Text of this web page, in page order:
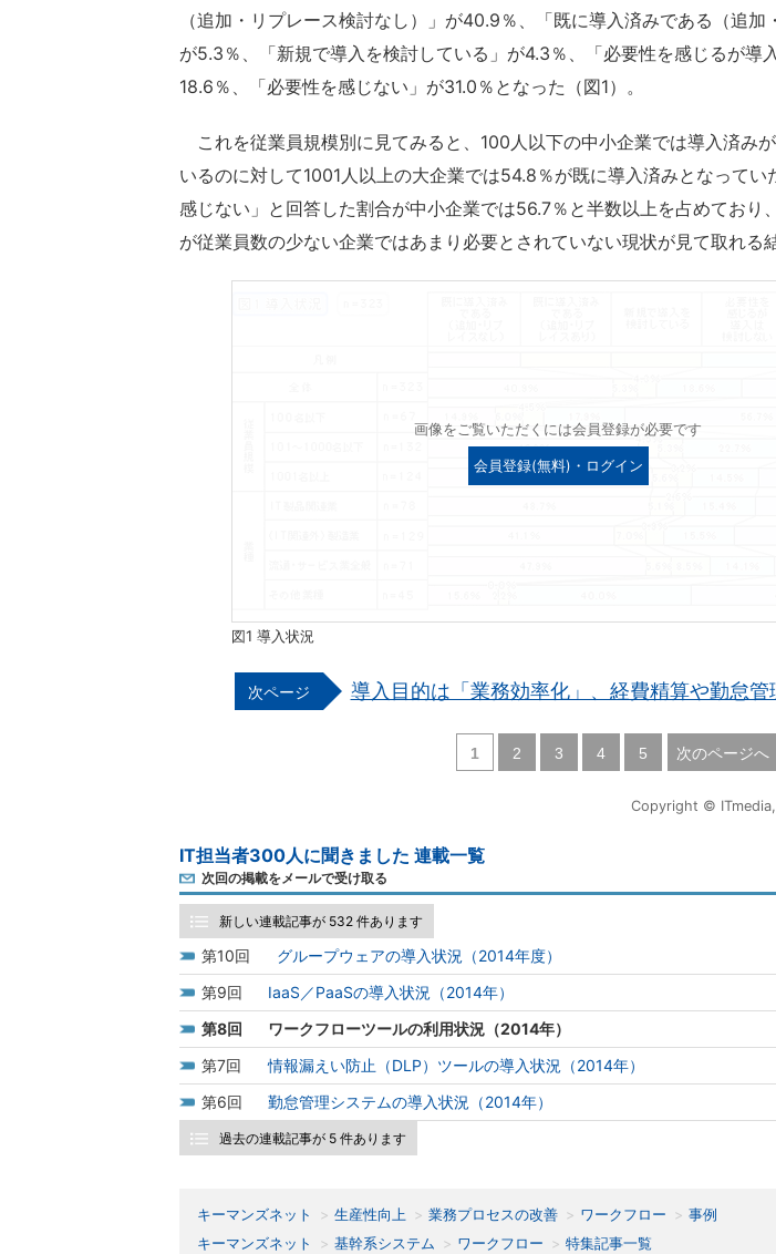
（追加・リプレース検討なし）」が40.9％、「既に導入済みである（追加
が5.3％、「新規で導入を検討している」が4.3％、「必要性を感じるが導
18.6％、「必要性を感じない」が31.0％となった（図1）。
これを従業員規模別に見てみると、100人以下の中小企業では導入済み
いるのに対して1001人以上の大企業では54.8％が既に導入済みとなってい
感じない」と回答した割合が中小企業では56.7％と半数以上を占めており
が従業員数の少ない企業ではあまり必要とされていない現状が見て取れる
画像をご覧いただくには会員登録が必要です
会員登録(無料)・ログイン
図1 導入状況
導入目的は「業務効率化」、経費精算や勤怠管
1 2 3 4 5 次のページへ
Copyright ©
IT担当者300人に聞きました 連載一覧
次回の掲載をメールで受け取る
新しい連載記事が 532 件あります
10
グループウェアの導入状況（2014年度）
9
IaaS／PaaSの導入状況（2014年）
8
ワークフローツールの利用状況（2014年）
7
情報漏えい防止（DLP）ツールの導入状況（2014年）
6
勤怠管理システムの導入状況（2014年）
過去の連載記事が 5 件あります
キーマンズネット 生産性向上 業務プロセスの改善 ワークフロー
事例
キーマンズネット
基幹系システム ワークフロー 特集記事一覧